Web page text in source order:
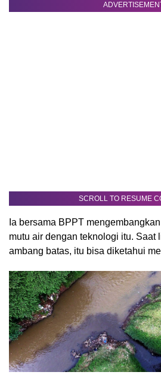
SCROLL TO RESUME
Ia bersama BPPT
mutu air dengan teknologi itu. Saat
ambang batas, itu bisa diketahui